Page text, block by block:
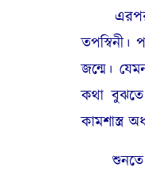
এরপর
জন্মে।
কথা বুঝতে
কামশাস্ত্র
শুনতে